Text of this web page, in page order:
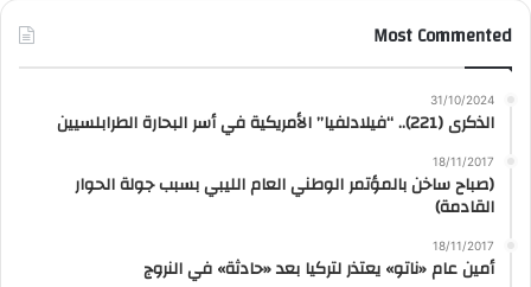
Most Commented
31/10/2024
الذكرى (221).. “فيلادلفيا” الأمريكية في أسر البحارة الطرابلسيين
18/11/2017
(صباح ساخن بالمؤتمر الوطني العام الليبي بسبب جولة الحوار
القادمة)
18/11/2017
أمين عام «ناتو» يعتذر لتركيا بعد «حادثة» في النروج